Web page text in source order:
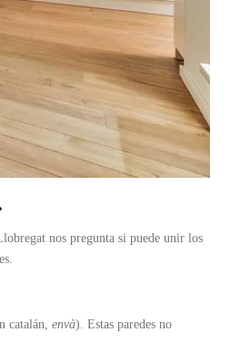
nos pregunta si puede unir los
catalán, envà). Estas paredes no